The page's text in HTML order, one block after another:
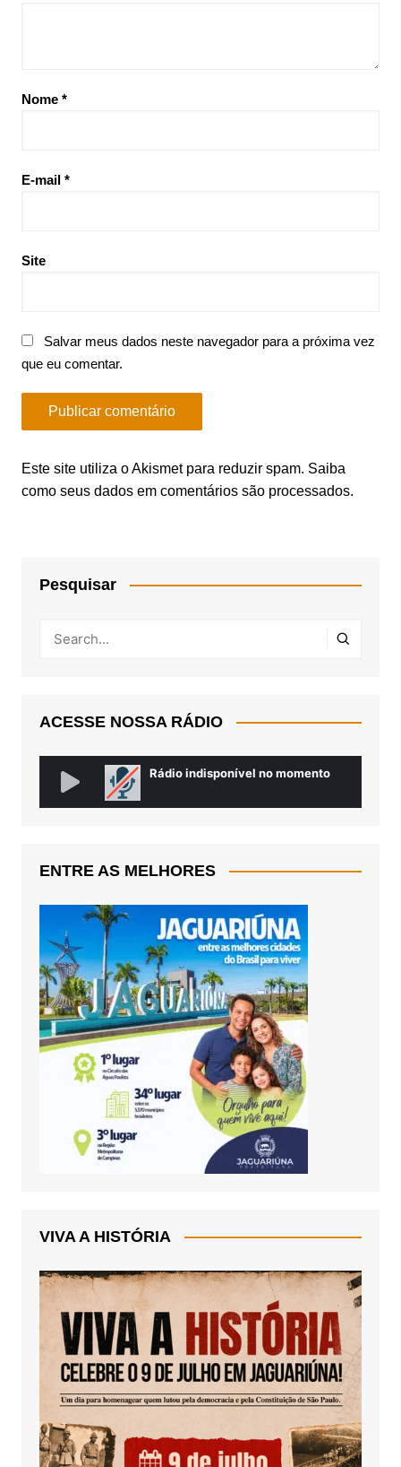
Nome *
E-mail *
Site
Salvar meus dados neste navegador para a próxima vez
que eu comentar.
Este site utiliza o Akismet para reduzir spam. Saiba
como seus dados em comentários são processados.
Pesquisar
ACESSE NOSSA RÁDIO
ENTRE AS MELHORES
VIVA A HISTÓRIA